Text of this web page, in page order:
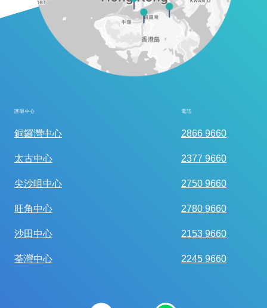
護眼中心 電話
銅鑼灣中心 2866 9660
太古中心 2377 9660
尖沙咀中心 2750 9660
旺角中心 2780 9660
沙田中心 2153 9660
荃灣中心 2245 9660